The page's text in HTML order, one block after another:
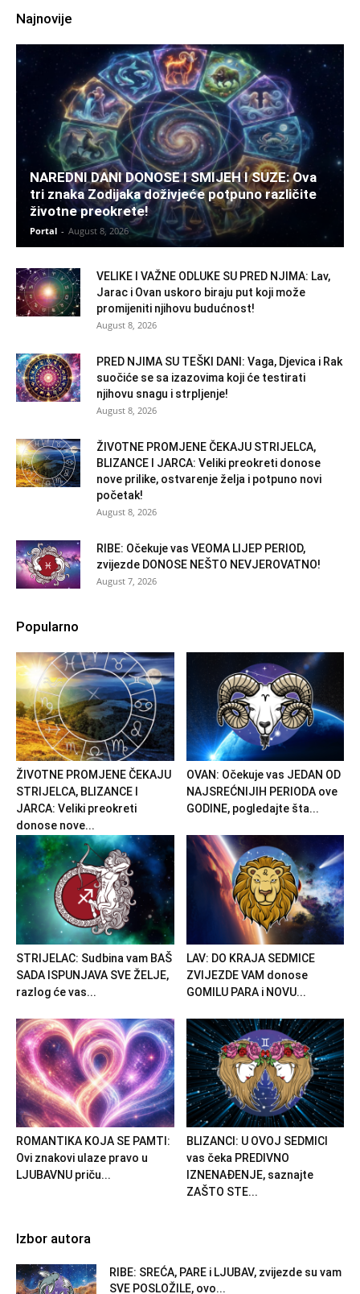
Najnovije
NAREDNI DANI DONOSE I SMIJEH I SUZE: Ova
tri znaka Zodijaka doživjeće potpuno različite
životne preokrete!
Portal - August 8, 2026
VELIKE I VAŽNE ODLUKE SU PRED NJIMA: Lav,
Jarac i Ovan uskoro biraju put koji može
promijeniti njihovu budućnost!
August 8, 2026
PRED NJIMA SU TEŠKI DANI: Vaga, Djevica i Rak
suočiće se sa izazovima koji će testirati
njihovu snagu i strpljenje!
August 8, 2026
ŽIVOTNE PROMJENE ČEKAJU STRIJELCA,
BLIZANCE I JARCA: Veliki preokreti donose
nove prilike, ostvarenje želja i potpuno novi
početak!
August 8, 2026
RIBE: Očekuje vas VEOMA LIJEP PERIOD,
zvijezde DONOSE NEŠTO NEVJEROVATNO!
August 7, 2026
Popularno
ŽIVOTNE PROMJENE ČEKAJU
STRIJELCA, BLIZANCE I
JARCA: Veliki preokreti
donose nove...
OVAN: Očekuje vas JEDAN OD
NAJSREĆNIJIH PERIODA ove
GODINE, pogledajte šta...
STRIJELAC: Sudbina vam BAŠ
SADA ISPUNJAVA SVE ŽELJE,
razlog će vas...
LAV: DO KRAJA SEDMICE
ZVIJEZDE VAM donose
GOMILU PARA i NOVU...
ROMANTIKA KOJA SE PAMTI:
Ovi znakovi ulaze pravo u
LJUBAVNU priču...
BLIZANCI: U OVOJ SEDMICI
vas čeka PREDIVNO
IZNENAĐENJE, saznajte
ZAŠTO STE...
Izbor autora
RIBE: SREĆA, PARE i LJUBAV, zvijezde su vam
SVE POSLOŽILE, ovo...